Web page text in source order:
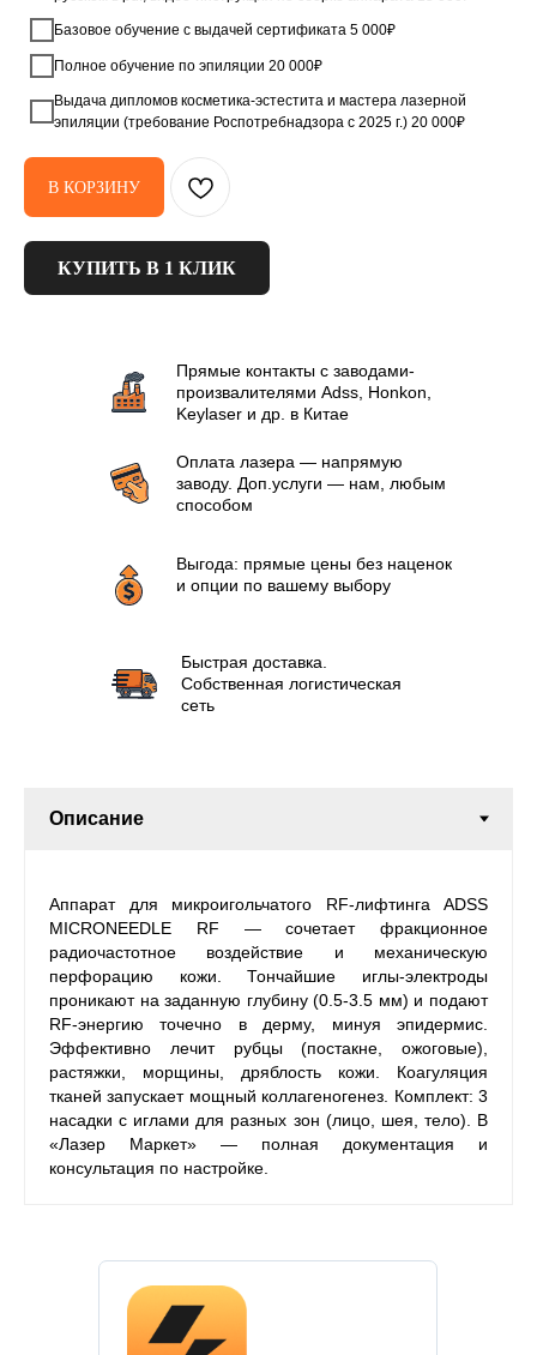
Базовое обучение с выдачей сертификата 5 000₽
Полное обучение по эпиляции 20 000₽
Выдача дипломов косметика-эстестита и мастера лазерной
эпиляции (требование Роспотребнадзора с 2025 г.) 20 000₽
В КОРЗИНУ
КУПИТЬ В 1 КЛИК
Быстрая доставка.
Собственная логистическая
сеть
Выгода: прямые цены без наценок
и опции по вашему выбору
Оплата лазера — напрямую
заводу. Доп.услуги — нам, любым
способом
Прямые контакты с заводами-
произвалителями Аdss, Honkon,
Keylaser и др. в Китае
Аппарат для микроигольчатого RF-лифтинга ADSS
MICRONEEDLE RF — сочетает фракционное
радиочастотное воздействие и механическую
перфорацию кожи. Тончайшие иглы-электроды
проникают на заданную глубину (0.5-3.5 мм) и подают
RF-энергию точечно в дерму, минуя эпидермис.
Эффективно лечит рубцы (постакне, ожоговые),
растяжки, морщины, дряблость кожи. Коагуляция
тканей запускает мощный коллагеногенез. Комплект: 3
насадки с иглами для разных зон (лицо, шея, тело). В
«Лазер Маркет» — полная документация и
консультация по настройке.